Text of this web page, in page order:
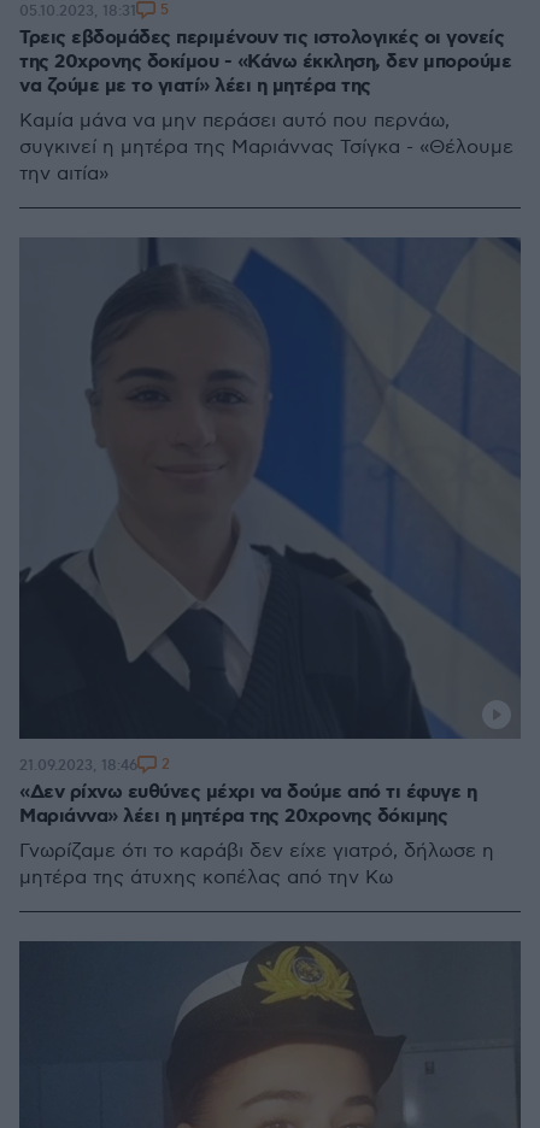
Τρεις εβδομάδες περιμένουν τις ιστολογικές οι γονείς
της 20χρονης δοκίμου - «Κάνω έκκληση, δεν μπορούμε
να ζούμε με το γιατί» λέει η μητέρα της
Καμία μάνα να μην περάσει αυτό που περνάω,
συγκινεί η μητέρα της Μαριάννας Τσίγκα - «Θέλουμε
την αιτία»
05.10.2023, 18:31 5
«Δεν ρίχνω ευθύνες μέχρι να δούμε από τι έφυγε η
Μαριάννα» λέει η μητέρα της 20χρονης δόκιμης
Γνωρίζαμε ότι το καράβι δεν είχε γιατρό, δήλωσε η
μητέρα της άτυχης κοπέλας από την Κω
21.09.2023, 18:46 2